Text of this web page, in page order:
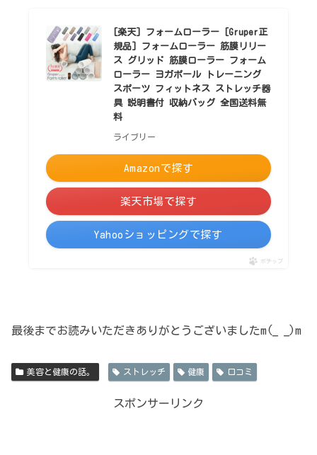
[楽天] フォームローラー [Gruper正
規品] フォームローラー 筋膜リリー
ス グリッド 筋膜ローラー フォーム
ローラー ヨガポール トレーニング
スポーツ フィットネス ストレッチ器
具 説明書付 収納バッグ 全国送料無
料
ライブリー
Amazonで探す
楽天市場で探す
Yahooショッピングで探す
ポチップ
最後までお読みいただきありがとうございましたm(_ _)m
美容と健康の話。 ストレッチ 健康 口コミ
スポンサーリンク